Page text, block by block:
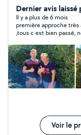
spécialisée dans
offrant des
spécifiques. Que
d'entretien,
professionnels
et respectueuses
sécurité de vos
Dernier avis laissé
Il y a plus de 6 mois
première approche très
,tous c est bien passé, nous avons donc appelé pour une
ne viendrais pas ,nous
appeller à plusieurs reprise et a
répondre j 'usqu a aujourd'hui, dommage pour
démarre comme
Voir le